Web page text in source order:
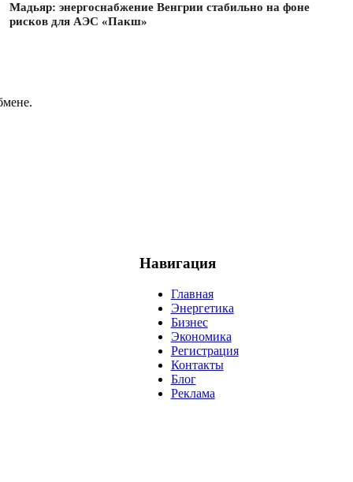
Мадьяр: энергоснабжение Венгрии стабильно на фоне
рисков для АЭС «Пакш»
Навигация
Главная
Энергетика
Бизнес
Экономика
Регистрация
Контакты
Блог
Реклама